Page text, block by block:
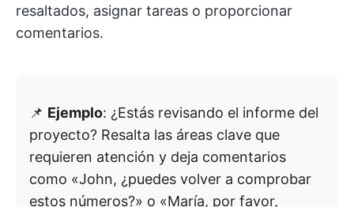
resaltados, asignar tareas o proporcionar
comentarios.
📌 Ejemplo: ¿Estás revisando el informe del
proyecto? Resalta las áreas clave que
requieren atención y deja comentarios
como «John, ¿puedes volver a comprobar
estos números?» o «María, por favor,